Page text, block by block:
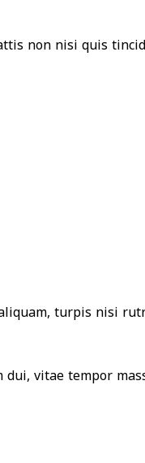
non nisi quis
turpis nisi
vitae tempor